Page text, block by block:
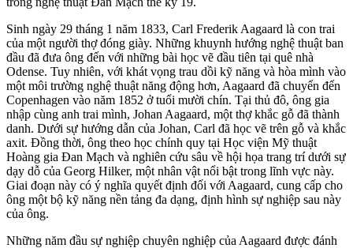
Sinh ngày 29 tháng 1 năm 1833, Carl Frederik Aagaard là con trai
của một người thợ đóng giày. Những khuynh hướng nghệ thuật ban
đầu đã đưa ông đến với những bài học vẽ đầu tiên tại quê nhà
Odense. Tuy nhiên, với khát vọng trau dồi kỹ năng và hòa mình vào
một môi trường nghệ thuật năng động hơn, Aagaard đã chuyển đến
Copenhagen vào năm 1852 ở tuổi mười chín. Tại thủ đô, ông gia
nhập cùng anh trai mình, Johan Aagaard, một thợ khắc gỗ đã thành
danh. Dưới sự hướng dẫn của Johan, Carl đã học vẽ trên gỗ và khắc
axit. Đồng thời, ông theo học chính quy tại Học viện Mỹ thuật
Hoàng gia Đan Mạch và nghiên cứu sâu về hội họa trang trí dưới sự
dạy dỗ của Georg Hilker, một nhân vật nổi bật trong lĩnh vực này.
Giai đoạn này có ý nghĩa quyết định đối với Aagaard, cung cấp cho
ông một bộ kỹ năng nền tảng đa dạng, định hình sự nghiệp sau này
của ông.
Những năm đầu sự nghiệp chuyên nghiệp của Aagaard được đánh